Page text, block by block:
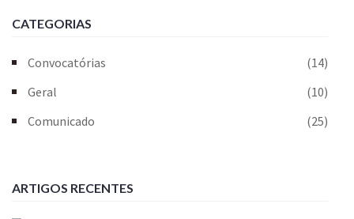
CATEGORIAS
Convocatórias
(14)
Geral
(10)
Comunicado
(25)
ARTIGOS RECENTES